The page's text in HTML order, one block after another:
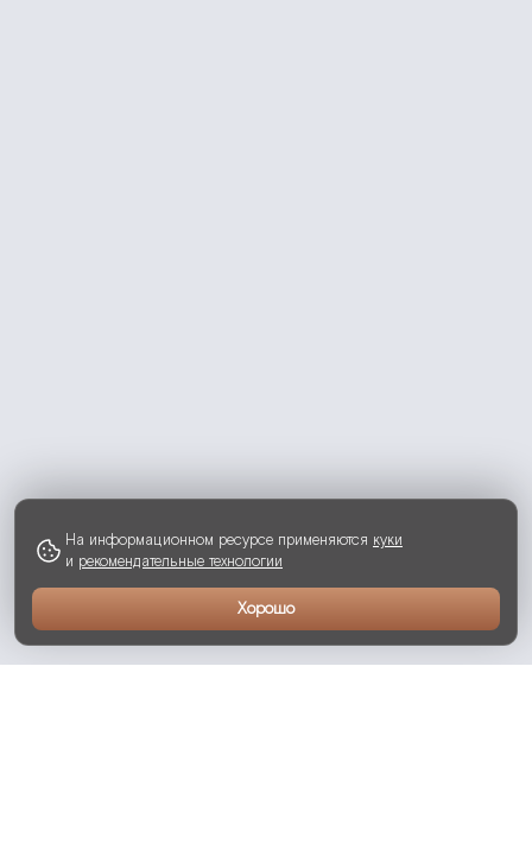
На информационном ресурсе применяются куки
и рекомендательные технологии
Хорошо